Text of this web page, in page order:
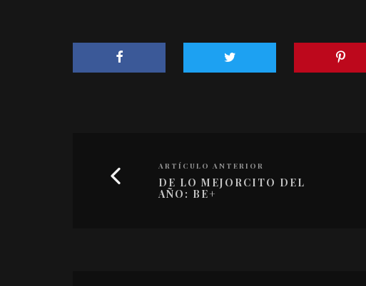
ARTÍCULO ANTERIOR
DE LO MEJORCITO DEL
AÑO: BE+